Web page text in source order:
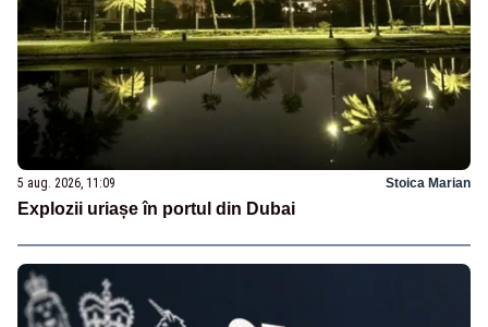
5 aug. 2026, 11:09 Stoica Marian
Explozii uriașe în portul din Dubai